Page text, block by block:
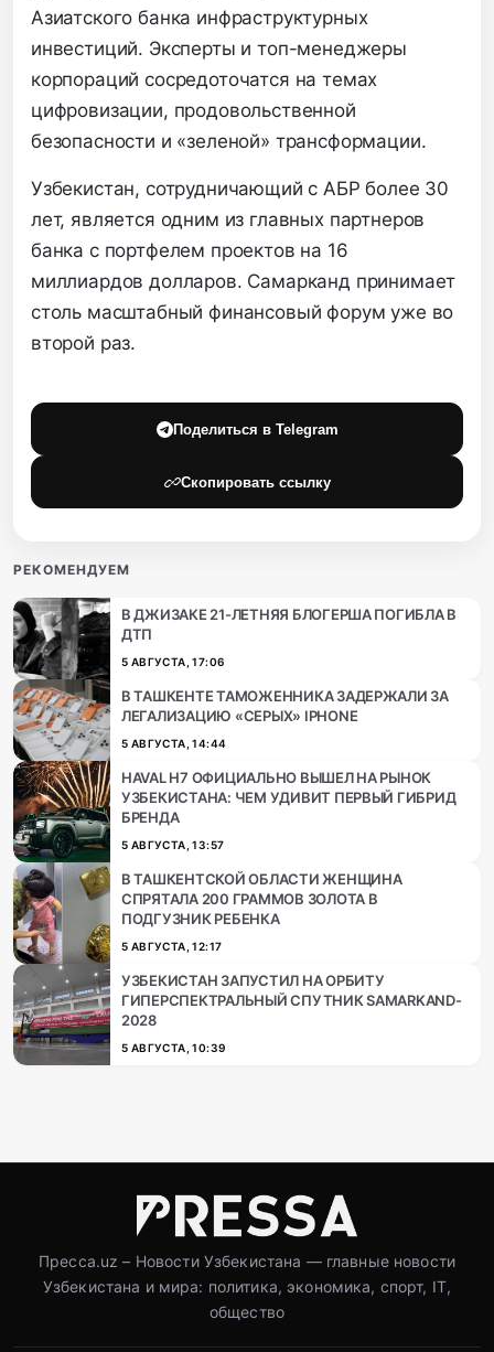
Азиатского банка инфраструктурных
инвестиций. Эксперты и топ-менеджеры
корпораций сосредоточатся на темах
цифровизации, продовольственной
безопасности и «зеленой» трансформации.
Узбекистан, сотрудничающий с АБР более 30
лет, является одним из главных партнеров
банка с портфелем проектов на 16
миллиардов долларов. Самарканд принимает
столь масштабный финансовый форум уже во
второй раз.
Поделиться в Telegram
Скопировать ссылку
РЕКОМЕНДУЕМ
В ДЖИЗАКЕ 21-ЛЕТНЯЯ БЛОГЕРША ПОГИБЛА В
ДТП
5 АВГУСТА, 17:06
В ТАШКЕНТЕ ТАМОЖЕННИКА ЗАДЕРЖАЛИ ЗА
ЛЕГАЛИЗАЦИЮ «СЕРЫХ» IPHONE
5 АВГУСТА, 14:44
HAVAL H7 ОФИЦИАЛЬНО ВЫШЕЛ НА РЫНОК
УЗБЕКИСТАНА: ЧЕМ УДИВИТ ПЕРВЫЙ ГИБРИД
БРЕНДА
5 АВГУСТА, 13:57
В ТАШКЕНТСКОЙ ОБЛАСТИ ЖЕНЩИНА
СПРЯТАЛА 200 ГРАММОВ ЗОЛОТА В
ПОДГУЗНИК РЕБЕНКА
5 АВГУСТА, 12:17
УЗБЕКИСТАН ЗАПУСТИЛ НА ОРБИТУ
ГИПЕРСПЕКТРАЛЬНЫЙ СПУТНИК SAMARKAND-
2028
5 АВГУСТА, 10:39
Пресса.uz – Новости Узбекистана — главные новости
Узбекистана и мира: политика, экономика, спорт, IT,
общество